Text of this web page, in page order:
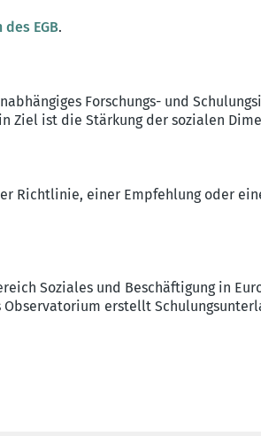
EGB.
Forschungs- und
Ziel ist die Stärkung der sozialen
Richtlinie, einer Empfehlung oder
Soziales und Beschäftigung in
erstellt